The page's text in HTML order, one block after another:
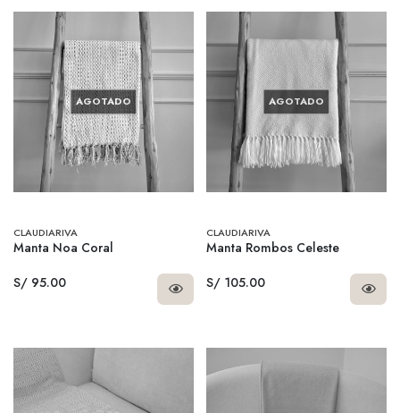
AGOTADO
CLAUDIARIVA
Manta Noa Coral
S/ 95.00
AGOTADO
CLAUDIARIVA
Manta Rombos Celeste
S/ 105.00